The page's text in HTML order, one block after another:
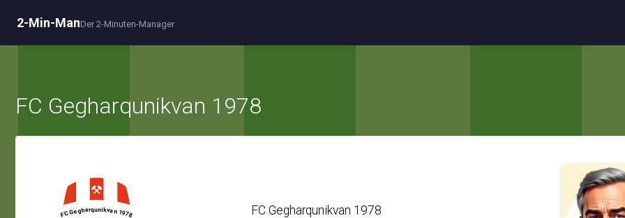
2-Min-ManDer 2-Minuten-Manager
FC Gegharqunikvan 1978
FC Gegharqunikvan 1978